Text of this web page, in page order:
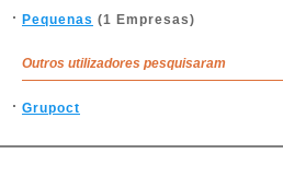
Pequenas (1 Empresas)
Outros utilizadores pesquisaram
Grupoct